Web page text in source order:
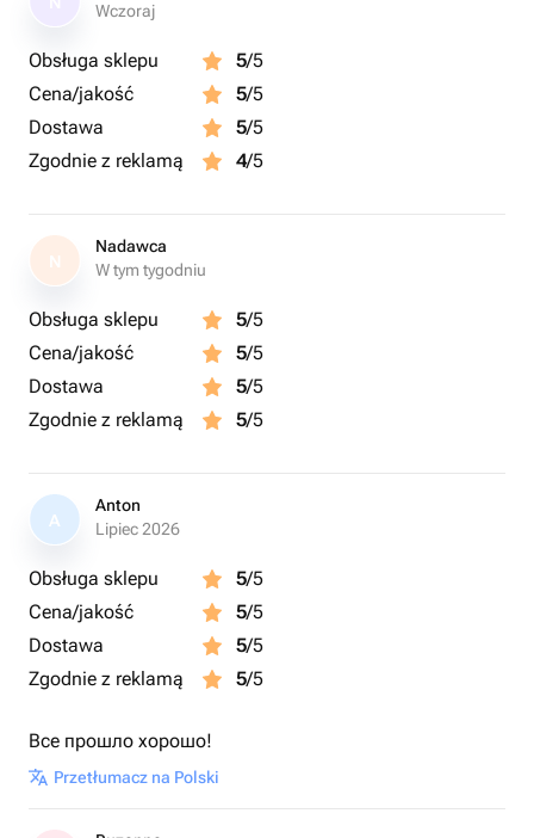
Wczoraj
Obsługa sklepu 5/5
Cena/jakość
5/5
Dostawa
5/5
Zgodnie z reklamą
4/5
N
Nadawca
W tym tygodniu
Obsługa sklepu 5/5
Cena/jakość
5/5
Dostawa
5/5
Zgodnie z reklamą
5/5
A
Anton
Lipiec 2026
Obsługa sklepu 5/5
Cena/jakość
5/5
Dostawa
5/5
Zgodnie z reklamą
5/5
Все прошло хорошо!
Przetłumacz na Polski